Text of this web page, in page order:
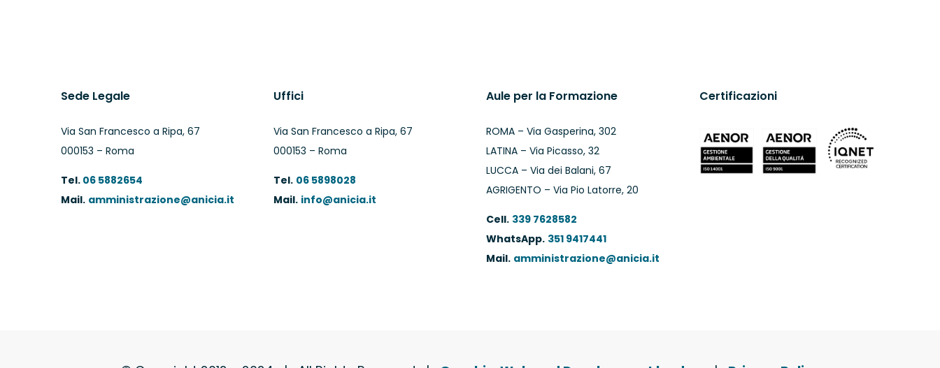
Sede Legale
Via San Francesco a Ripa, 67
000153 – Roma
Tel.06 5882654
Mail. amministrazione@anicia.it
Uffici
Via San Francesco a Ripa, 67
000153 – Roma
Tel. 06 5898028
Mail. info@anicia.it
Aule per la Formazione
ROMA – Via Gasperina, 302
LATINA – Via Picasso, 32
LUCCA – Via dei Balani, 67
AGRIGENTO – Via Pio Latorre, 20
Cell. 339 7628582
WhatsApp. 351 9417441
Mail. amministrazione@anicia.it
Certificazioni